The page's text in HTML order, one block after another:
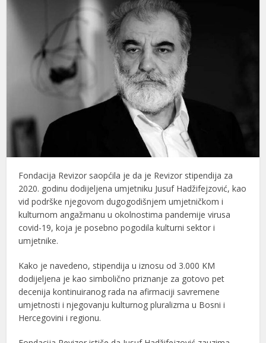
Fondacija Revizor saopćila je da je Revizor stipendija za
2020. godinu dodijeljena umjetniku Jusuf Hadžifejzović, kao
vid podrške njegovom dugogodišnjem umjetničkom i
kulturnom angažmanu u okolnostima pandemije virusa
covid-19, koja je posebno pogodila kulturni sektor i
umjetnike.
Kako je navedeno, stipendija u iznosu od 3.000 KM
dodijeljena je kao simbolično priznanje za gotovo pet
decenija kontinuiranog rada na afirmaciji savremene
umjetnosti i njegovanju kulturnog pluralizma u Bosni i
Hercegovini i regionu.